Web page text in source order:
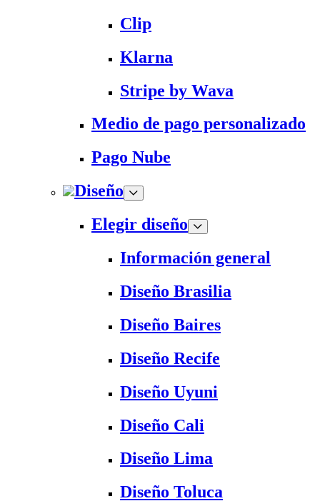
Clip
Klarna
Stripe by Wava
Medio de pago personalizado
Pago Nube
Diseño
Elegir diseño
Información general
Diseño Brasilia
Diseño Baires
Diseño Recife
Diseño Uyuni
Diseño Cali
Diseño Lima
Diseño Toluca